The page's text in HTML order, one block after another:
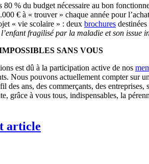
80 % du budget nécessaire au bon
€ à « trouver » chaque année pour
« vie scolaire » : deux brochures
l’enfant fragilisé par la maladie et son issue
SANS VOUS
est dû à la participation active de nos
Nous pouvons actuellement compter sur
ans, des commerçants, des
grâce à vous tous, indispensables, la
article